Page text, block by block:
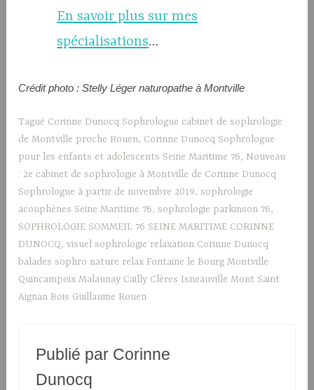
En savoir plus sur mes
spécialisations…
Crédit photo : Stelly Léger naturopathe à Montville
Tagué Corinne Dunocq Sophrologue cabinet de sophrologie
de Montville proche Rouen, Corinne Dunocq Sophrologue
pour les enfants et adolescents Seine Maritime 76, Nouveau
: 2e cabinet de sophrologie à Montville de Corinne Dunocq
Sophrologue à partir de novembre 2019,sophrologie
acouphènes Seine Maritime 76,sophrologie parkinson 76,
SOPHROLOGIE SOMMEIL 76 SEINE MARITIME CORINNE
DUNOCQ,visuel sophrologie relaxation Corinne Dunocq
balades sophro nature relax Fontaine le Bourg Montville
Quincampoix Malaunay Cailly Clères Isneauville Mont Saint
Aignan Bois Guillaume Rouen
Publié par Corinne
Dunocq